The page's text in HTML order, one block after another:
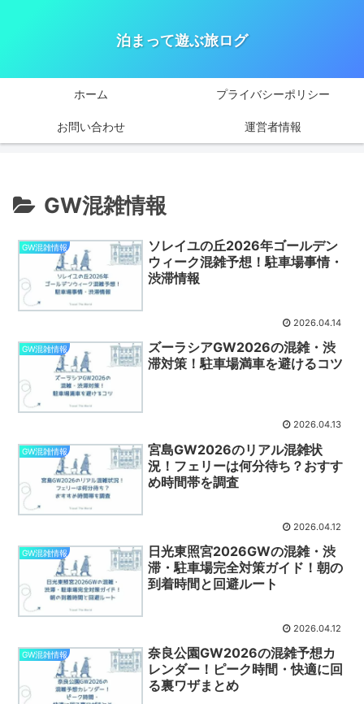
泊まって遊ぶ旅ログ
ホーム プライバシーポリシー
お問い合わせ 運営者情報
GW混雑情報
GW混雑情報
ソレイユの丘2026年ゴールデン
ウィーク混雑予想！駐車場事情・
渋滞情報
2026.04.14
GW混雑情報
ズーラシアGW2026の混雑・渋
滞対策！駐車場満車を避けるコツ
2026.04.13
GW混雑情報
宮島GW2026のリアル混雑状
況！フェリーは何分待ち？おすす
め時間帯を調査
2026.04.12
GW混雑情報
日光東照宮2026GWの混雑・渋
滞・駐車場完全対策ガイド！朝の
到着時間と回避ルート
2026.04.12
GW混雑情報
奈良公園GW2026の混雑予想カ
レンダー！ピーク時間・快適に回
る裏ワザまとめ